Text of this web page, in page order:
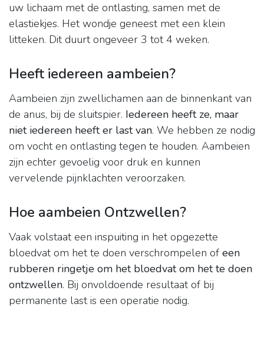
uw lichaam met de ontlasting, samen met de
elastiekjes. Het wondje geneest met een klein
litteken. Dit duurt ongeveer 3 tot 4 weken.
Heeft iedereen aambeien?
Aambeien zijn zwellichamen aan de binnenkant van
de anus, bij de sluitspier. Iedereen heeft ze, maar
niet iedereen heeft er last van. We hebben ze nodig
om vocht en ontlasting tegen te houden. Aambeien
zijn echter gevoelig voor druk en kunnen
vervelende pijnklachten veroorzaken.
Hoe aambeien Ontzwellen?
Vaak volstaat een inspuiting in het opgezette
bloedvat om het te doen verschrompelen of een
rubberen ringetje om het bloedvat om het te doen
ontzwellen. Bij onvoldoende resultaat of bij
permanente last is een operatie nodig.